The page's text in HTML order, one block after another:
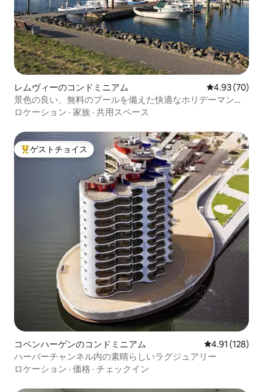
レムヴィーのコンドミニアム レビュー70
4.93 (70)
景色の良い、無料のプールを備えた快適なホリデーマンシ
ョン
ロケーション · 家族 · 共用スペース
大好評のゲストチョイスです。
ゲストチョイス
コペンハーゲンのコンドミニアム レビュー128
4.91 (128)
ハーバーチャンネル内の素晴らしいラグジュアリー
ロケーション · 価格 · チェックイン